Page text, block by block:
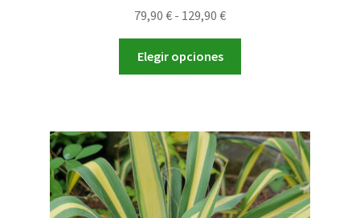
79,90 € - 129,90 €Rango
desde
129,90 €
Elegir opciones
Las
opciones
se
pueden